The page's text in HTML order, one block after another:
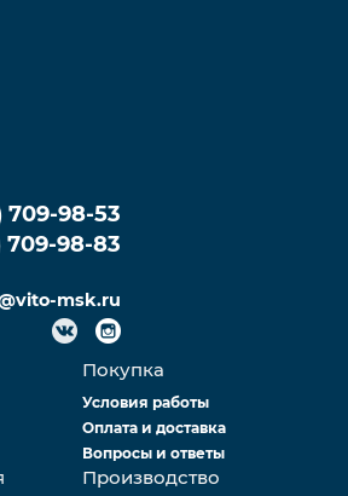
Покупка
Условия работы
Оплата и доставка
Вопросы и ответы
Производство
709-98-53
709-98-83
msk.ru